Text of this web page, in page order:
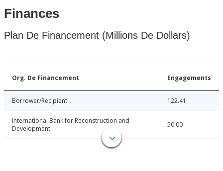
Finances
Plan De Financement (Millions De Dollars)
Org. De Financement Engagements
Borrower/Recipient 122.41
International Bank for Reconstruction and
Development
50.00